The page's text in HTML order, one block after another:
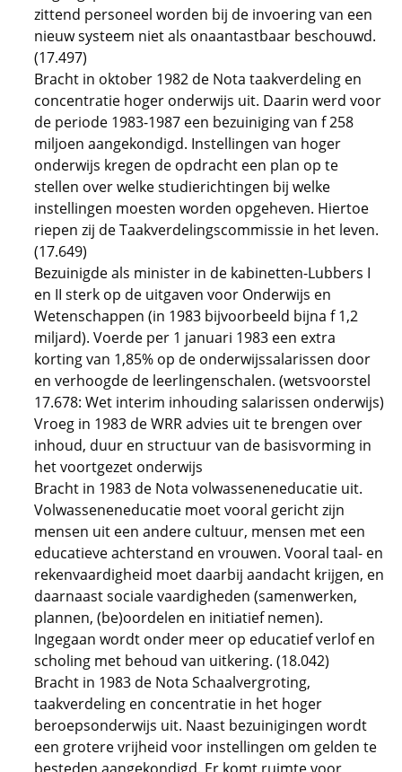
zittend personeel worden bij de invoering van een
nieuw systeem niet als onaantastbaar beschouwd.
(17.497)
Bracht in oktober 1982 de Nota taakverdeling en
concentratie hoger onderwijs uit. Daarin werd voor
de periode 1983-1987 een bezuiniging van f 258
miljoen aangekondigd. Instellingen van hoger
onderwijs kregen de opdracht een plan op te
stellen over welke studierichtingen bij welke
instellingen moesten worden opgeheven. Hiertoe
riepen zij de Taakverdelingscommissie in het leven.
(17.649)
Bezuinigde als minister in de kabinetten-Lubbers I
en II sterk op de uitgaven voor Onderwijs en
Wetenschappen (in 1983 bijvoorbeeld bijna f 1,2
miljard). Voerde per 1 januari 1983 een extra
korting van 1,85% op de onderwijssalarissen door
en verhoogde de leerlingenschalen. (wetsvoorstel
17.678: Wet interim inhouding salarissen onderwijs)
Vroeg in 1983 de WRR advies uit te brengen over
inhoud, duur en structuur van de basisvorming in
het voortgezet onderwijs
Bracht in 1983 de Nota volwasseneneducatie uit.
Volwasseneneducatie moet vooral gericht zijn
mensen uit een andere cultuur, mensen met een
educatieve achterstand en vrouwen. Vooral taal- en
rekenvaardigheid moet daarbij aandacht krijgen, en
daarnaast sociale vaardigheden (samenwerken,
plannen, (be)oordelen en initiatief nemen).
Ingegaan wordt onder meer op educatief verlof en
scholing met behoud van uitkering. (18.042)
Bracht in 1983 de Nota Schaalvergroting,
taakverdeling en concentratie in het hoger
beroepsonderwijs uit. Naast bezuinigingen wordt
een grotere vrijheid voor instellingen om gelden te